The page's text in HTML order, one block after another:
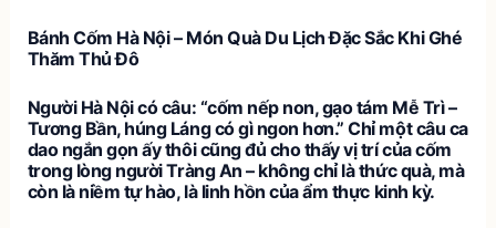
Bánh Cốm Hà Nội – Món Quà Du Lịch Đặc Sắc Khi Ghé
Thăm Thủ Đô
Người Hà Nội có câu: “cốm nếp non, gạo tám Mễ Trì –
Tương Bần, húng Láng có gì ngon hơn.” Chỉ một câu ca
dao ngắn gọn ấy thôi cũng đủ cho thấy vị trí của cốm
trong lòng người Tràng An – không chỉ là thức quà, mà
còn là niềm tự hào, là linh hồn của ẩm thực kinh kỳ.